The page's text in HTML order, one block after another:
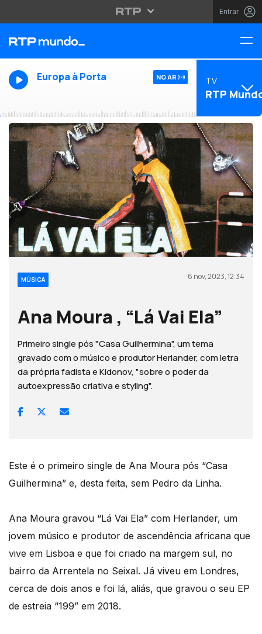
Entrar
Europa à Porta NO AR TV
RTP
MÚSICA 6 nov, 2023, 12:34
Ana Moura , “Lá Vai Ela”
Primeiro single pós "Casa Guilhermina", um tema
gravado com o músico e produtor Herlander, com letra
da própria fadista e Kidonov, "sobre o poder da
autoexpressão criativa e styling".
Este é o primeiro single de Ana Moura pós “Casa
Guilhermina” e, desta feita, sem Pedro da Linha.
Ana Moura gravou “Lá Vai Ela” com Herlander, um
jovem músico e produtor de ascendência africana que
vive em Lisboa e que foi criado na margem sul, no
bairro da Arrentela no Seixal. Já viveu em Londres,
cerca de dois anos e foi lá, aliás, que gravou o seu EP
de estreia “199” em 2018.